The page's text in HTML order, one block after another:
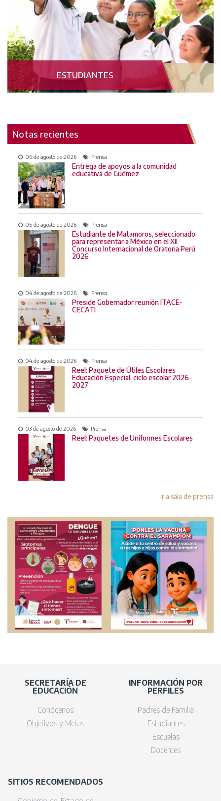
ESTUDIANTES
Notas recientes
05 de agosto de 2026 Prensa
Entrega de apoyos a la comunidad
educativa de Güémez
05 de agosto de 2026 Prensa
Estudiante de Matamoros, seleccionado
para representar a México en el XII
Concurso Internacional de Oratoria Perú
2026
04 de agosto de 2026 Prensa
Preside Gobernador reunión ITACE-
CECATI
04 de agosto de 2026 Prensa
Reel: Paquete de Útiles Escolares
Educación Especial, ciclo escolar 2026-
2027
03 de agosto de 2026 Prensa
Reel: Paquetes de Uniformes Escolares
Ir a sala de prensa
SECRETARÍA DE
EDUCACIÓN
Conócenos
Objetivos y Metas
INFORMACIÓN POR
PERFILES
Padres de Familia
Estudiantes
Escuelas
Docentes
SITIOS RECOMENDADOS